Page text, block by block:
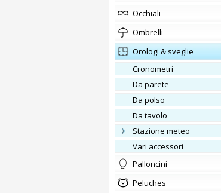
occhiali
ombrelli
orologi & sveglie
cronometri
da parete
da polso
da tavolo
stazione meteo
vari accessori
Palloncini
Peluches